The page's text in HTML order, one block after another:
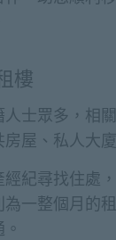
樓
人士眾多，相
屋、私人大
紀尋找住處
為一整個月的